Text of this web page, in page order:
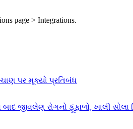
page > Integrations.
પર મૂક્યો પ્રતિબંધ
બાદ જીવલેણ રોગનો ફૂંફાળો, ખાલી